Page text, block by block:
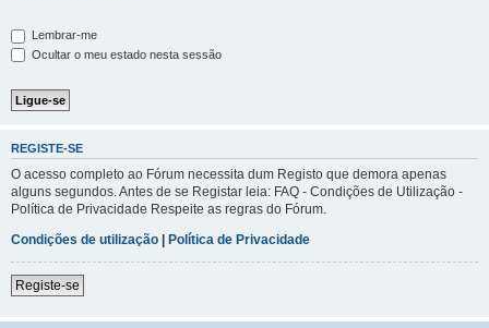
Lembrar-me
Ocultar o meu estado nesta sessão
REGISTE-SE
O acesso completo ao Fórum necessita dum Registo que demora apenas
alguns segundos. Antes de se Registar leia: FAQ - Condições de Utilização -
Política de Privacidade Respeite as regras do Fórum.
Condições de utilização | Política de Privacidade
Registe-se